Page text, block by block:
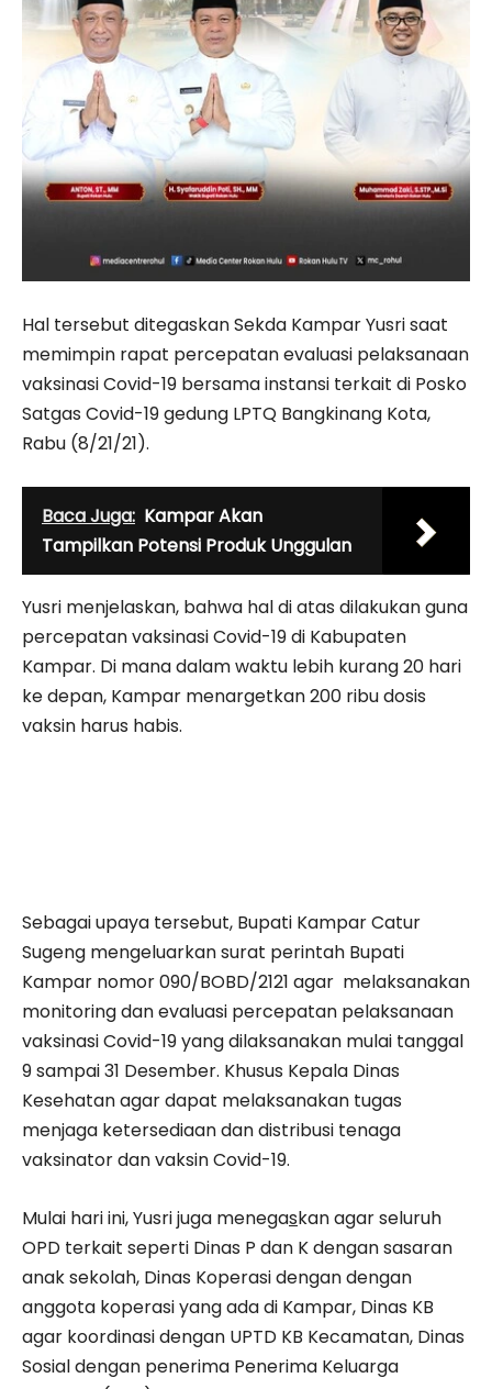
Hal tersebut ditegaskan Sekda Kampar Yusri saat
memimpin rapat percepatan evaluasi pelaksanaan
vaksinasi Covid-19 bersama instansi terkait di Posko
Satgas Covid-19 gedung LPTQ Bangkinang Kota,
Rabu (8/21/21).
Baca Juga: Kampar Akan
Tampilkan Potensi Produk Unggulan
Yusri menjelaskan, bahwa hal di atas dilakukan guna
percepatan vaksinasi Covid-19 di Kabupaten
Kampar. Di mana dalam waktu lebih kurang 20 hari
ke depan, Kampar menargetkan 200 ribu dosis
vaksin harus habis.
Sebagai upaya tersebut, Bupati Kampar Catur
Sugeng mengeluarkan surat perintah Bupati
Kampar nomor 090/BOBD/2121 agar melaksanakan
monitoring dan evaluasi percepatan pelaksanaan
vaksinasi Covid-19 yang dilaksanakan mulai tanggal
9 sampai 31 Desember. Khusus Kepala Dinas
Kesehatan agar dapat melaksanakan tugas
menjaga ketersediaan dan distribusi tenaga
vaksinator dan vaksin Covid-19.
Mulai hari ini, Yusri juga menegaskan agar seluruh
OPD terkait seperti Dinas P dan K dengan sasaran
anak sekolah, Dinas Koperasi dengan dengan
anggota koperasi yang ada di Kampar, Dinas KB
agar koordinasi dengan UPTD KB Kecamatan, Dinas
Sosial dengan penerima Penerima Keluarga